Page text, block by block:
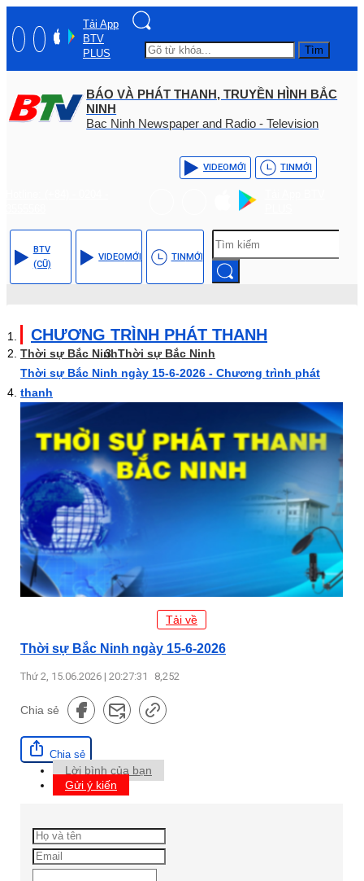
Tải App
BTV
PLUS
Tìm
BÁO VÀ PHÁT THANH, TRUYỀN HÌNH BẮC
NINH
Bac Ninh Newspaper and Radio - Television
VIDEOMỚI TINMỚI
BTV
(CŨ)
VIDEOMỚI TINMỚI
CHƯƠNG TRÌNH PHÁT THANH
Thời sự Bắc NinhThời sự Bắc Ninh
Thời sự Bắc Ninh ngày 15-6-2026 - Chương trình phát
thanh
Tải về
Thời sự Bắc Ninh ngày 15-6-2026
Thứ 2, 15.06.2026 | 20:27:31 8,252
Chia sẻ
Chia sẻ
Lời bình của bạn
Gửi ý kiến